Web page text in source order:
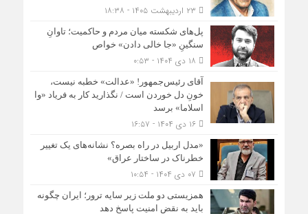
پل‌های شکسته میان مردم و حاکمیت؛ تاوانِ
سنگینِ «جا خالی دادن» خواص
آقای رئیس‌جمهور! «عدالت» خطبه نیست،
خونِ دل خوردن است / نگذارید کار به فریاد «وا
اسلاما» برسد
۱۶ دی ۱۴۰۴ - ۱۶:۵۷
«مدل اربیل در راه بصره؟ نشانه‌های یک تغییر
خطرناک در ساختار عراق»
همزیستی دو ملت زیر سایه ترور؛ ایران چگونه
باید به نقض امنیت پاسخ دهد